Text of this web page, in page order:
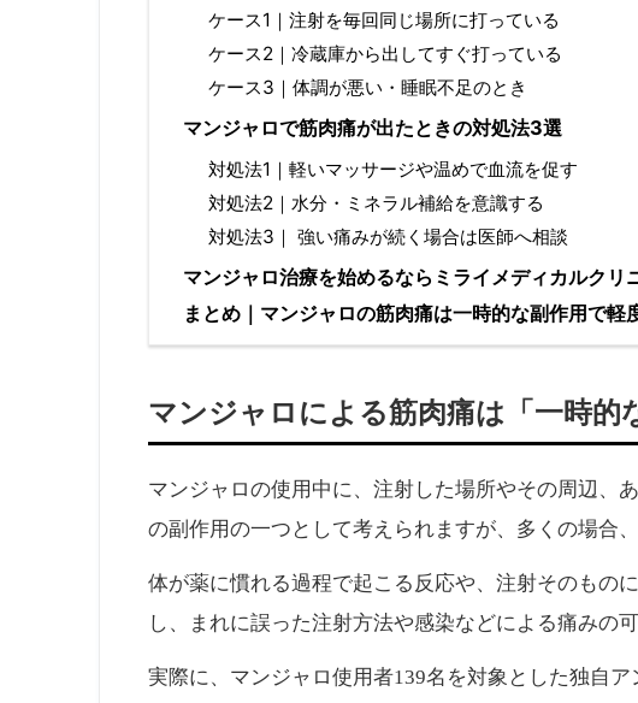
ケース1｜注射を毎回同じ場所に打っている
ケース2｜冷蔵庫から出してすぐ打っている
ケース3｜体調が悪い・睡眠不足のとき
マンジャロで筋肉痛が出たときの対処法3選
対処法1｜軽いマッサージや温めで血流を促す
対処法2｜水分・ミネラル補給を意識する
対処法3｜ 強い痛みが続く場合は医師へ相談
マンジャロ治療を始めるならミライメディカルクリ
まとめ｜マンジャロの筋肉痛は一時的な副作用で軽
マンジャロによる筋肉痛は「一時的
マンジャロの使用中に、注射した場所やその周辺、
の副作用の一つとして考えられますが、多くの場合
体が薬に慣れる過程で起こる反応や、注射そのもの
し、まれに誤った注射方法や感染などによる痛みの
実際に、マンジャロ使用者139名を対象とした独自